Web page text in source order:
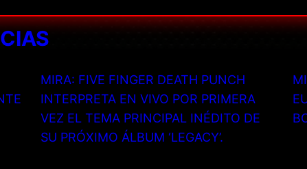
MIRA: FIVE FINGER DEATH PUNCH
INTERPRETA EN VIVO POR PRIMERA
VEZ EL TEMA PRINCIPAL INÉDITO DE
SU PRÓXIMO ÁLBUM ‘LEGACY’.